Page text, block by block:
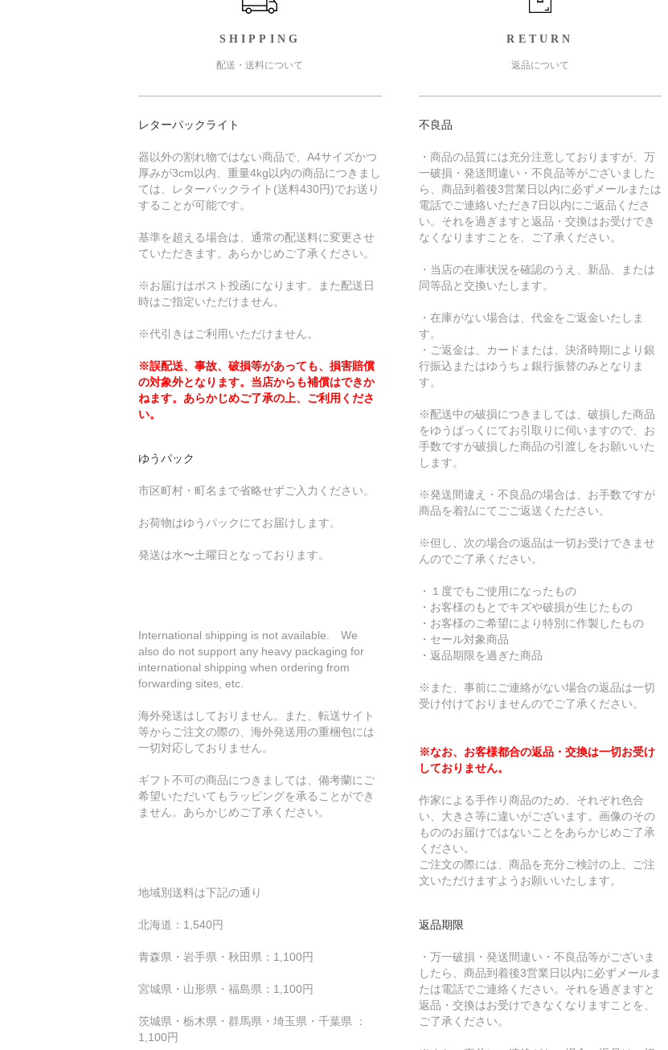
SHIPPING
配送・送料について
レターパックライト
器以外の割れ物ではない商品で、A4サイズかつ
厚みが3cm以内、重量4kg以内の商品につきまし
ては、レターパックライト(送料430円)でお送り
することが可能です。
基準を超える場合は、通常の配送料に変更させ
ていただきます。あらかじめご了承ください。
※お届けはポスト投函になります。また配送日
時はご指定いただけません。
※代引きはご利用いただけません。
※誤配送、事故、破損等があっても、損害賠償
の対象外となります。当店からも補償はできか
ねます。あらかじめご了承の上、ご利用くださ
い。
ゆうパック
市区町村・町名まで省略せずご入力ください。
お荷物はゆうパックにてお届けします。
発送は水〜土曜日となっております。
International shipping is not available. We
also do not support any heavy packaging for
international shipping when ordering from
forwarding sites, etc.
海外発送はしておりません。また、転送サイト
等からご注文の際の、海外発送用の重梱包には
一切対応しておりません。
ギフト不可の商品につきましては、備考蘭にご
希望いただいてもラッピングを承ることができ
ません。あらかじめご了承ください。
地域別送料は下記の通り
北海道：1,540円
青森県・岩手県・秋田県：1,100円
宮城県・山形県・福島県：1,100円
茨城県・栃木県・群馬県・埼玉県・千葉県 ：
1,100円
RETURN
返品について
不良品
・商品の品質には充分注意しておりますが、万
一破損・発送間違い・不良品等がございました
ら、商品到着後3営業日以内に必ずメールまたは
電話でご連絡いただき7日以内にご返品くださ
い。それを過ぎますと返品・交換はお受けでき
なくなりますことを、ご了承ください。
・当店の在庫状況を確認のうえ、新品、または
同等品と交換いたします。
・在庫がない場合は、代金をご返金いたしま
す。
・ご返金は、カードまたは、決済時期により銀
行振込またはゆうちょ銀行振替のみとなりま
す。
※配送中の破損につきましては、破損した商品
をゆうぱっくにてお引取りに伺いますので、お
手数ですが破損した商品の引渡しをお願いいた
します。
※発送間違え・不良品の場合は、お手数ですが
商品を着払にてごご返送くたださい。
※但し、次の場合の返品は一切お受けできませ
んのでご了承ください。
・１度でもご使用になったもの
・お客様のもとでキズや破損が生じたもの
・お客様のご希望により特別に作製したもの
・セール対象商品
・返品期限を過ぎた商品
※また、事前にご連絡がない場合の返品は一切
受け付けておりませんのでご了承ください。
※なお、お客様都合の返品・交換は一切お受け
しておりません。
作家による手作り商品のため、それぞれ色合
い、大きさ等に違いがございます。画像のその
もののお届けではないことをあらかじめご了承
ください。
ご注文の際には、商品を充分ご検討の上、ご注
文いただけますようお願いいたします。
返品期限
・万一破損・発送間違い・不良品等がございま
したら、商品到着後3営業日以内に必ずメールま
たは電話でご連絡ください。それを過ぎますと
返品・交換はお受けできなくなりますことを、
ご了承ください。